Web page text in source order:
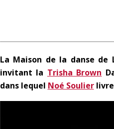
La Maison de la danse de
invitant la Trisha Brown
dans lequel Noé Soulierlivre